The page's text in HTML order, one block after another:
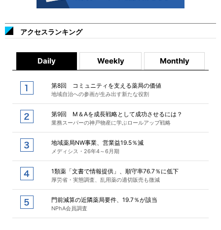
アクセスランキング
Daily Weekly Monthly
第8回 コミュニティを支える薬局の価値
地域自治への参画が生み出す新たな役割
第9回 M＆Aを成長戦略として成功させるには？
業務スーパーの神戸物産に学ぶロールアップ戦略
地域薬局NW事業、営業益19.5％減
メディシス・26年4～6月期
1類薬「文書で情報提供」、順守率76.7％に低下
厚労省・実態調査、乱用薬の適切販売も微減
門前減算の近隣薬局要件、19.7％が該当
NPhA会員調査